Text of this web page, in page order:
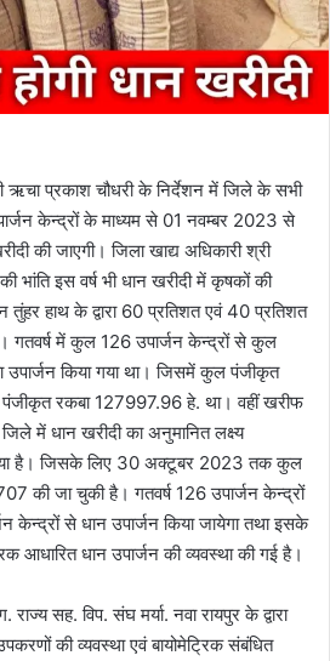
प्रकाश चौधरी के निर्देशन में जिले के सभी
केन्द्रों के माध्यम से 01 नवम्बर 2023 से
की जाएगी। जिला खाद्य अधिकारी श्री
भांति इस वर्ष भी धान खरीदी में कृषकों की
तुंहर हाथ के द्वारा 60 प्रतिशत एवं 40 प्रतिशत
में कुल 126 उपार्जन केन्द्रों से कुल
किया गया था। जिसमें कुल पंजीकृत
रकबा 127997.96 हे. था। वहीं खरीफ
में धान खरीदी का अनुमानित लक्ष्य
है। जिसके लिए 30 अक्टूबर 2023 तक कुल
की जा चुकी है। गतवर्ष 126 उपार्जन केन्द्रों
केन्द्रों से धान उपार्जन किया जायेगा तथा इसके
आधारित धान उपार्जन की व्यवस्था की गई है।
सह. विप. संघ मर्या. नवा रायपुर के द्वारा
की व्यवस्था एवं बायोमेट्रिक संबंधित